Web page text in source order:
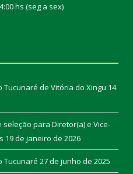
hs (seg a sex)
Tucunaré de Vitória do Xingu 14
para Diretor(a) e Vice-
19 de janeiro de 2026
Tucunaré 27 de junho de 2025